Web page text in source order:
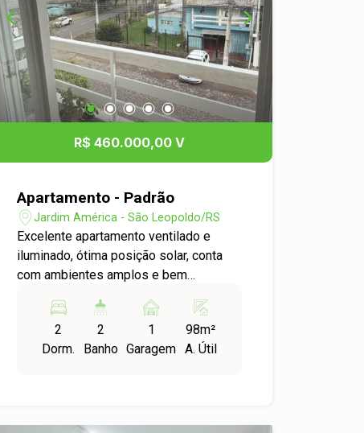
R$ 460.000,00 V
Apartamento - Padrão
Jardim América - São Leopoldo/RS
Excelente apartamento ventilado e
iluminado, ótima posição solar, conta
com ambientes amplos e bem
conforto e praticidade sem abrir mão
de localização privilegiada. Esse belo
apartamento possui dois dormitórios
integrada ao terraço e garagem
2
Dorm.
2
Banho
1
Garagem
98m²
A. Útil